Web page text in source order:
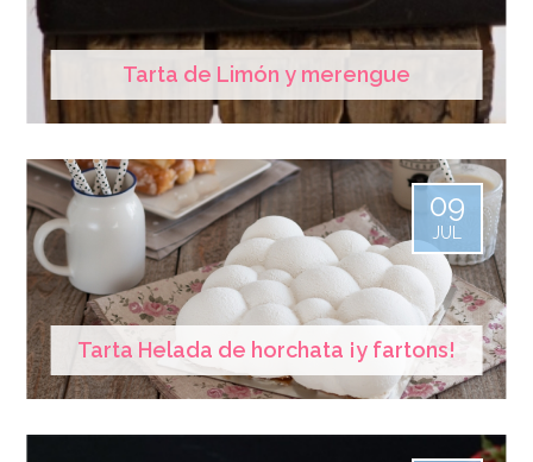
Tarta de Limón y merengue
Tarta Helada de horchata ¡y fartons!
09
JUL